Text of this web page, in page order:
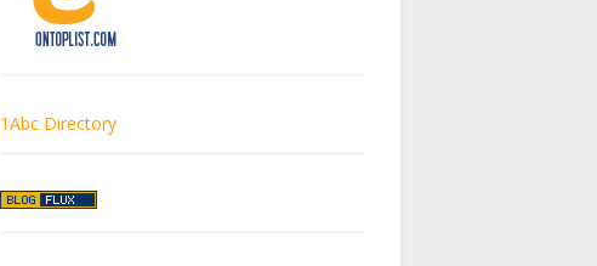
1Abc Directory